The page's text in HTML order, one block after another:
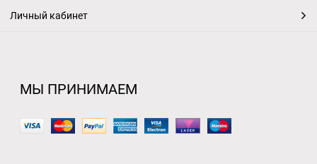
Личный кабинет
МЫ ПРИНИМАЕМ